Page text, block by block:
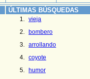
ÚLTIMAS BÚSQUEDAS
vieja
bombero
arrollando
coyote
humor